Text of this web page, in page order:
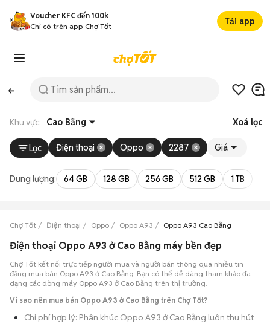
Voucher KFC đến 100k
Chỉ có trên app Chợ Tốt
Tải app
Khu vực: Cao Bằng Xoá lọc
Lọc Điện thoại Oppo 2287 Giá
Dung lượng: 64 GB 128 GB 256 GB 512 GB 1 TB
Chợ Tốt Điện thoại Oppo Oppo A93 Oppo A93 Cao Bằng
Điện thoại Oppo A93 ở Cao Bằng máy bền đẹp
Chợ Tốt kết nối trực tiếp người mua và người bán thông qua nhiều tin
đăng mua bán Oppo A93 ở Cao Bằng. Bạn có thể dễ dàng tham khảo đa
dạng các dòng máy Oppo A93 ở Cao Bằng trên thị trường.
Vì sao nên mua bán Oppo A93 ở Cao Bằng trên Chợ Tốt?
Chi phí hợp lý: Phân khúc Oppo A93 ở Cao Bằng luôn thu hút